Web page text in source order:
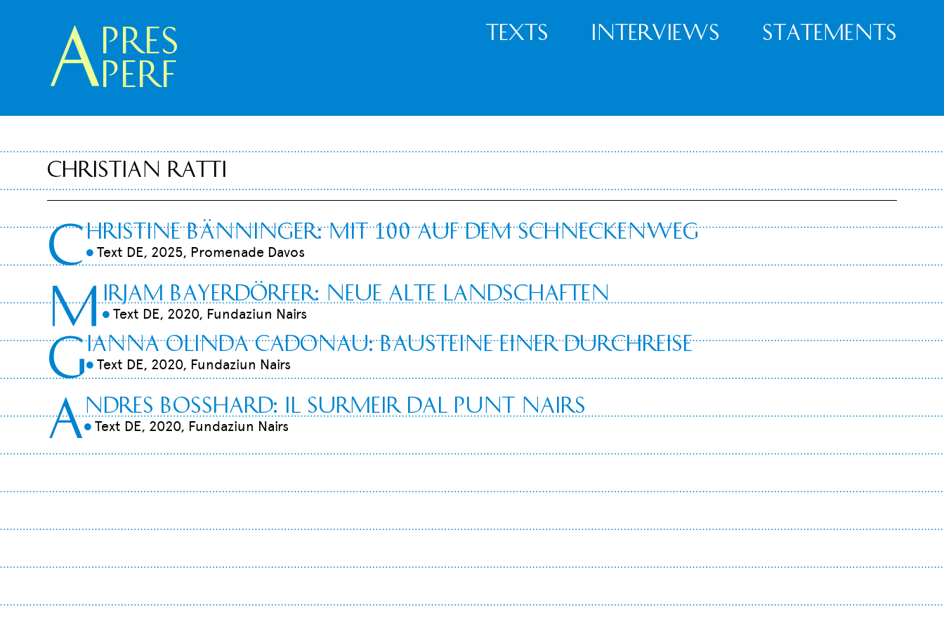
A pres
Perf
Texts Interviews Statements
Christian Ratti
christine Bänninger: Mit 100 auf dem Schneckenweg
9 Text DE, 2025, Promenade Davos
M irjam Bayerdörfer: Neue alte Landschaften
9 Text DE, 2020, Fundaziun Nairs
Gianna Olinda Cadonau: Bausteine einer Durchreise
9 Text DE, 2020, Fundaziun Nairs
Andres Bosshard: Il Surmeir dal Punt Nairs
9 Text DE, 2020, Fundaziun Nairs